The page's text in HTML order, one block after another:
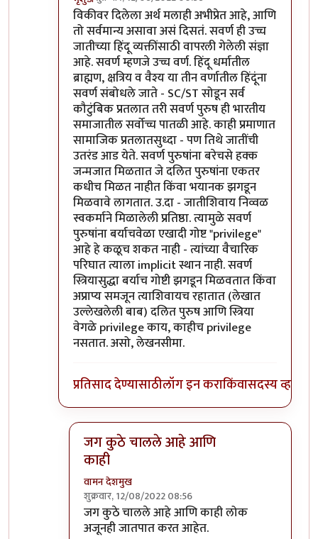
In reply toसवर्ण / अवर्णbyवामन देशमुख
विकीवर दिलेला अर्थ मलाही अभीप्रेत आहे, आणि
तो सर्वमान्य असावा असं दिसतं. सवर्ण ही उच्च
जातीच्या हिंदू व्यक्तींसाठी वापरली गेलेली संज्ञा
आहे. सवर्ण म्हणजे उच्च वर्ण. हिंदू धर्मातील
ब्राह्मण, क्षत्रिय व वैश्य या तीन वर्णातील हिंदूंना
सवर्ण संबोधले जाते - SC/ST सोडून सर्व
कौटुंबिक प्रतलात तरी सवर्ण पुरुष ही भारतीय
समाजातील सर्वोच्च पातळी आहे. काही प्रमाणात
सामाजिक प्रतलातसुध्दा - पण तिथे जातींची
उतरंड आड येते. सवर्ण पुरुषांना बरेचसे हक्क
जन्मजात मिळतात जे दलित पुरुषांना एकतर
कधीच मिळत नाहीत किंवा भयानक झगडून
मिळवावे लागतात. उ.दा - जातीशिवाय निव्वळ
स्वकर्माने मिळालेली प्रतिष्ठा. त्यामुळे सवर्ण
पुरुषांना बर्याचवेळा एखादी गोष्ट "privilege"
आहे हे कळूच शकत नाही - त्यांच्या वैचारिक
परिघात त्याला implicit स्थान नाही. सवर्ण
स्त्रियासुद्धा बर्याच गोष्टी झगडून मिळवतात किंवा
अप्राप्य समजून त्याशिवायच रहातात (लेखात
उल्लेखलेली बाब) दलित पुरुष आणि स्त्रिया
वेगळे privilege काय, काहीच privilege
नसतात. असो, लेखनसीमा.
प्रतिसाद देण्यासाठीलॉग इन कराकिंवासदस्य व्हा
जग कुठे चालले आहे आणि
काही
वामन देशमुख
शुक्रवार, 12/08/2022 08:56
In reply to।byभृशुंडी
जग कुठे चालले आहे आणि काही लोक
अजूनही जातपात करत आहेत.